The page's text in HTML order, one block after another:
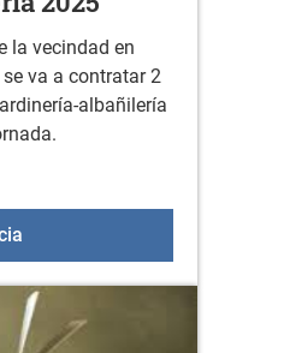
la vecindad en
va a contratar 2
albañilería